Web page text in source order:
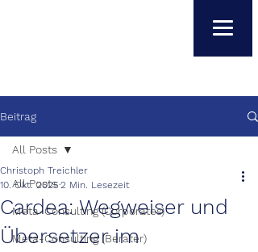
Beitrag
All Posts
Meta-Consulting (Corporates)
Meta-Consulting (Berater)
All Posts
Cardea: Wegweiser und
Übersetzer im
Christoph Treichler
10. Okt. 2025 2 Min. Lesezeit